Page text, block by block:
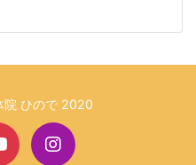
ひので 2020